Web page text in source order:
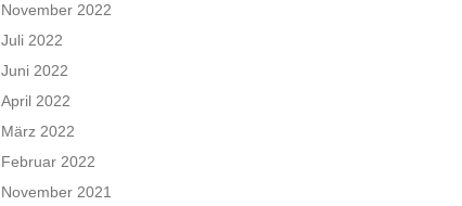
November 2022
Juli 2022
Juni 2022
April 2022
März 2022
Februar 2022
November 2021